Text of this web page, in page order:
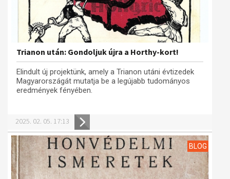
Trianon után: Gondoljuk újra a Horthy-kort!
Elindult új projektünk, amely a Trianon utáni évtizedek
Magyarországát mutatja be a legújabb tudományos
eredmények fényében.
2025. 02. 05. 17:13
BLOG